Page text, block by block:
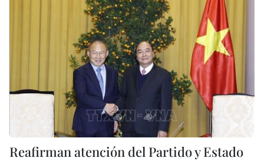
Reafirman atención del Partido y Estado